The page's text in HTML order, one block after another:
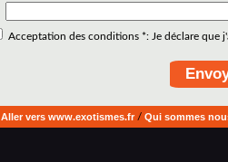
Acceptation des conditions *: Je déclare que
Aller vers www.exotismes.fr/ Qui sommes